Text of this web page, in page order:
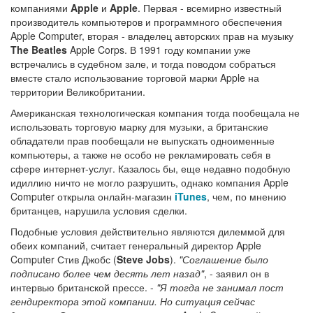
компаниями Apple и Apple. Первая - всемирно известный
производитель компьютеров и программного обеспечения
Apple Computer, вторая - владелец авторских прав на музыку
The Beatles Apple Corps. В 1991 году компании уже
встречались в судебном зале, и тогда поводом собраться
вместе стало использование торговой марки Apple на
территории Великобритании.
Американская технологическая компания тогда пообещала не
использовать торговую марку для музыки, а британские
обладатели прав пообещали не выпускать одноименные
компьютеры, а также не особо не рекламировать себя в
сфере интернет-услуг. Казалось бы, еще недавно подобную
идиллию ничто не могло разрушить, однако компания Apple
Computer открыла онлайн-магазин iTunes, чем, по мнению
британцев, нарушила условия сделки.
Подобные условия действительно являются дилеммой для
обеих компаний, считает генеральный директор Apple
Computer Стив Джобс (Steve Jobs). "Соглашение было
подписано более чем десять лет назад", - заявил он в
интервью британской прессе. - "Я тогда не занимал пост
гендиректора этой компании. Но ситуация сейчас